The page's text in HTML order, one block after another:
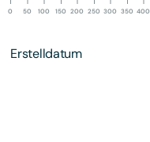
0 50 100 150 200 250 300 350 400
Erstelldatum